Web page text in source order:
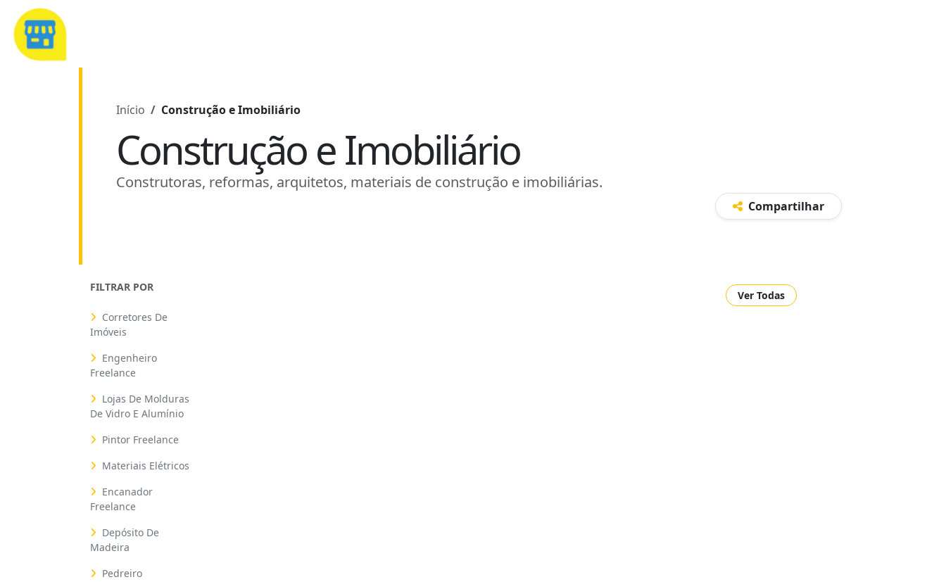
Início Construção e Imobiliário
Construção e Imobiliário
Construtoras, reformas, arquitetos, materiais de construção e imobiliárias.
Compartilhar
FILTRAR POR
Corretores De
Imóveis
Engenheiro
Freelance
Lojas De Molduras
De Vidro E Alumínio
Pintor Freelance
Materiais Elétricos
Encanador
Freelance
Depósito De
Madeira
Pedreiro
Ver Todas